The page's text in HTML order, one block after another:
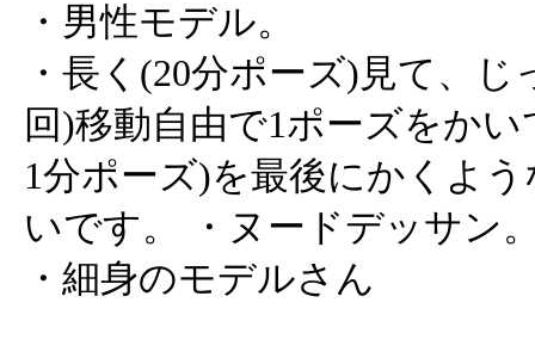
・男性モデル。
・長く(20分ポーズ)見て、
回)移動自由で1ポーズをか
1分ポーズ)を最後にかくよ
いです。 ・ヌードデッサン
・細身のモデルさん